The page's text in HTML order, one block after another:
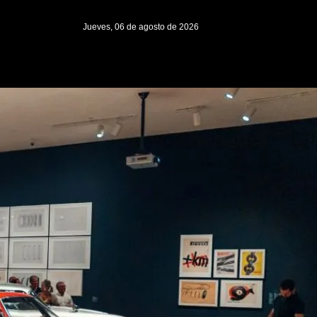
Jueves, 06 de agosto de 2026